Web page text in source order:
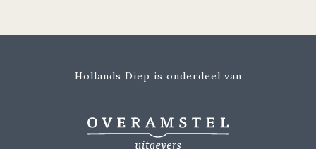
Hollands Diep is onderdeel van